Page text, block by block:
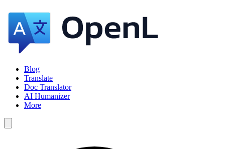
Blog
Translate
Doc Translator
AI Humanizer
More